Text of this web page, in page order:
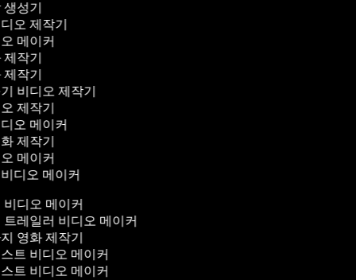
생성기
디오 제작기
오 메이커
제작기
제작기
기 비디오 제작기
오 제작기
디오 메이커
화 제작기
오 메이커
비디오 메이커
디오 메이커
레일러 비디오 메이커
영화 제작기
트 비디오 메이커
트 비디오 메이커